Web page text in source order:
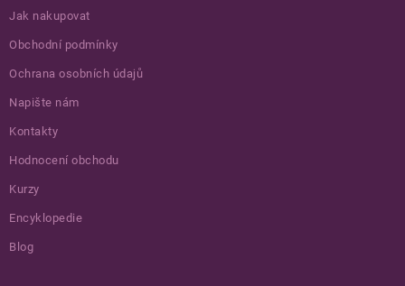
Jak nakupovat
Obchodní podmínky
Ochrana osobních údajů
Napište nám
Kontakty
Hodnocení obchodu
Kurzy
Encyklopedie
Blog